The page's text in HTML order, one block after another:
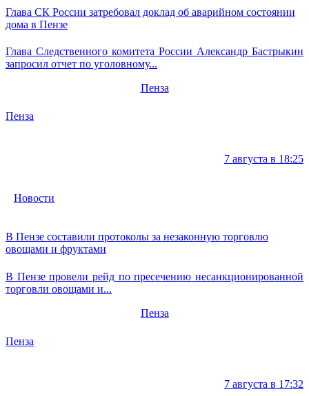
Глава СК России затребовал доклад об аварийном состоянии
дома в Пензе
Глава Следственного комитета России Александр Бастрыкин
запросил отчет по уголовному...
Пенза
Пенза
7 августа в 18:25
Новости
В Пензе составили протоколы за незаконную торговлю
овощами и фруктами
В Пензе провели рейд по пресечению несанкционированной
торговли овощами и...
Пенза
Пенза
7 августа в 17:32